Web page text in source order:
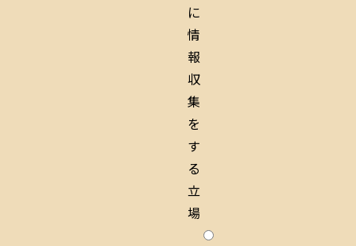
に
情
報
収
集
を
す
る
立
場